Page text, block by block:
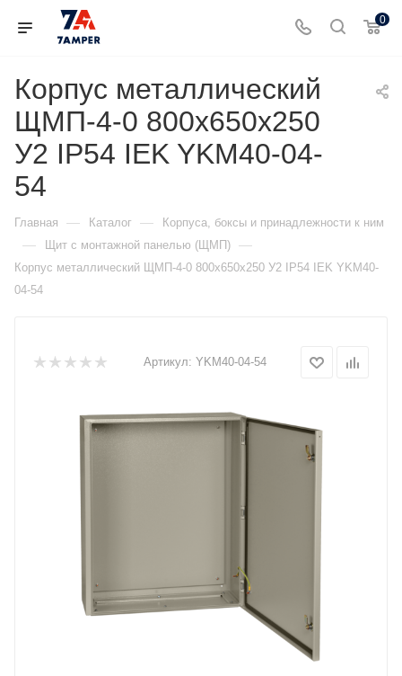
0
Корпус металлический
ЩМП-4-0 800х650х250
У2 IP54 IEK YKM40-04-
54
Главная — Каталог — Корпуса, боксы и принадлежности к ним
— Щит с монтажной панелью (ЩМП) —
Корпус металлический ЩМП-4-0 800х650х250 У2 IP54 IEK YKM40-
04-54
Артикул: YKM40-04-54